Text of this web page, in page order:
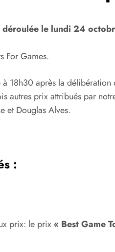
déroulée le lundi 24
For Games.
à 18h30 après la
autres prix attribués par
et Douglas Alves.
:
prix: le prix« Best Game